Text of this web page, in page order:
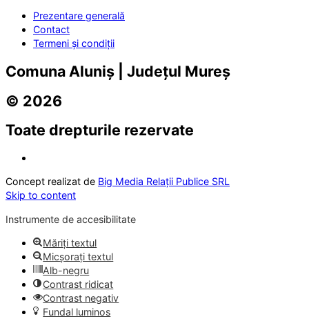
Prezentare generală
Contact
Termeni și condiții
Comuna Aluniș | Județul Mureș
© 2026
Toate drepturile rezervate
Concept realizat de Big Media Relații Publice SRL
Skip to content
Instrumente de accesibilitate
Măriți textul
Micșorați textul
Alb-negru
Contrast ridicat
Contrast negativ
Fundal luminos